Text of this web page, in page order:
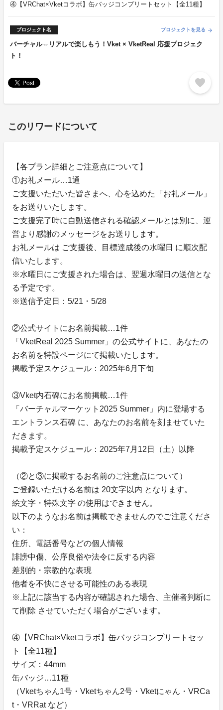
④【VRChat×Vketコラボ】缶バッジコンプリートセット【全11種】
プロジェクト名 プロジェクトを見る arrow_forward
バーチャル⇔リアルで楽しもう！Vket × VketReal 応援プロジェク
ト！
favorite
このリワードについて
【各プラン詳細とご注意点について】
①お礼メール…1通
ご支援いただいた皆さまへ、心を込めた「お礼メール」
をお送りいたします。
ご支援完了時に自動送信される確認メールとは別に、運
営より感謝のメッセージをお送りします。
お礼メールは ご支援後、目標達成後の水曜日 に順次配
信いたします。
※水曜日にご支援された場合は、翌週水曜日の送信とな
る予定です。
※送信予定日：5/21・5/28
②公式サイトにお名前掲載…1件
「VketReal 2025 Summer」の公式サイトに、あなたの
お名前を特設ページにて掲載いたします。
掲載予定スケジュール：2025年6月下旬
③Vket内石碑にお名前掲載…1件
「バーチャルマーケット2025 Summer」内に登場する
エントランス石碑 に、あなたのお名前を刻ませていた
だきます。
掲載予定スケジュール：2025年7月12日（土）以降
（②と③に掲載するお名前のご注意点について）
ご登録いただける名前は 20文字以内 となります。
絵文字・特殊文字 の使用はできません。
以下のようなお名前は掲載できませんのでご注意くださ
い：
住所、電話番号などの個人情報
誹謗中傷、公序良俗や法令に反する内容
差別的・宗教的な表現
他者を不快にさせる可能性のある表現
※上記に該当する内容が確認された場合、主催者判断に
て削除 させていただく場合がございます。
④【VRChat×Vketコラボ】缶バッジコンプリートセッ
ト【全11種】
サイズ：44mm
缶バッジ…11種
（Vketちゃん1号・Vketちゃん2号・Vketにゃん・VRCa
t・VRRat など）